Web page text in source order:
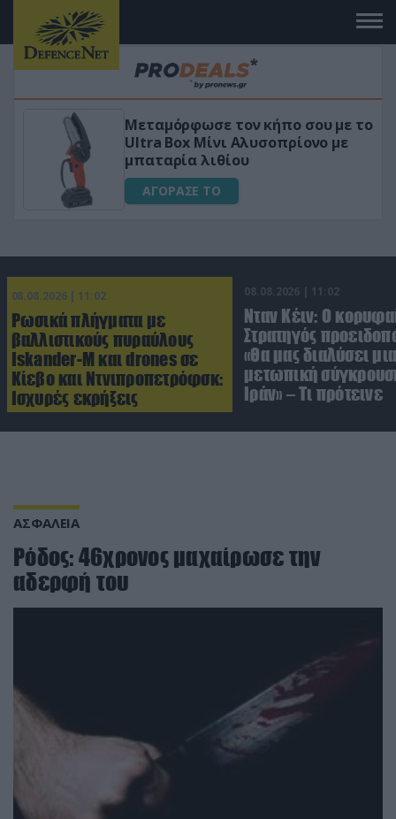
Μεταμόρφωσε τον κήπο σου με το
Ultra Box Μίνι Αλυσοπρίονο με
μπαταρία λιθίου
ΑΓΟΡΑΣΕ ΤΟ
08.08.2026 | 11:02
Ρωσικά πλήγματα με
βαλλιστικούς πυραύλους
Iskander-M και drones σε
Κίεβο και Ντνιπροπετρόφσκ:
Ισχυρές εκρήξεις
08.08.2026 | 11:02
Νταν Κέιν: Ο
Στρατηγός
«Θα μας διαλύσει
μετωπική
Ιράν» – Τι πρότεινε
ΑΣΦΑΛΕΙΑ
Ρόδος: 46χρονος μαχαίρωσε την
αδερφή του